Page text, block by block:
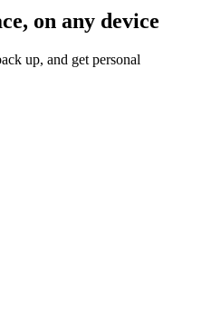
on any device
up, and get personal